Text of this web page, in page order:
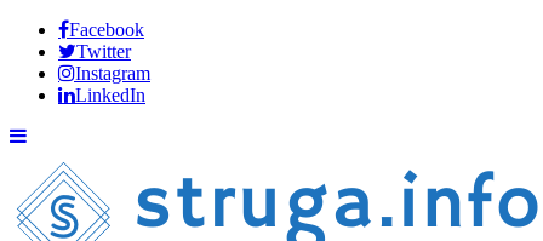
Facebook
Twitter
Instagram
LinkedIn